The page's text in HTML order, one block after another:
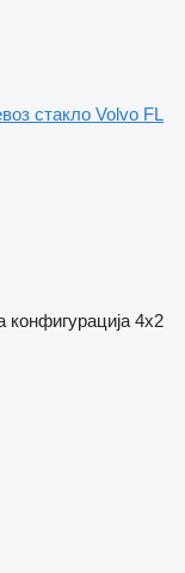
стакло Volvo FL
конфигурација 4x2